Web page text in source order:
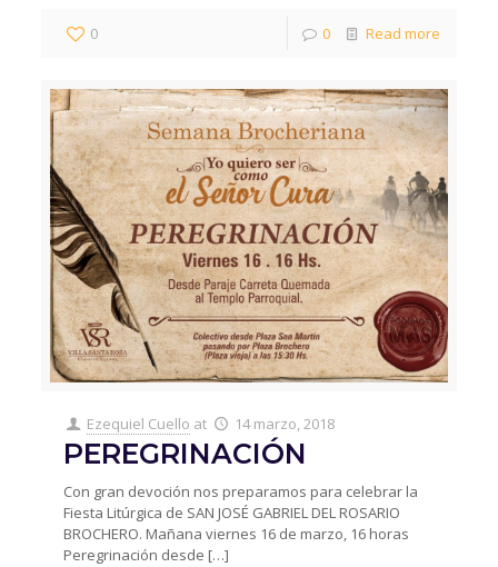
0 0 Read more
Ezequiel Cuello at 14 marzo, 2018
PEREGRINACIÓN
Con gran devoción nos preparamos para celebrar la
Fiesta Litúrgica de SAN JOSÉ GABRIEL DEL ROSARIO
BROCHERO. Mañana viernes 16 de marzo, 16 horas
Peregrinación desde […]